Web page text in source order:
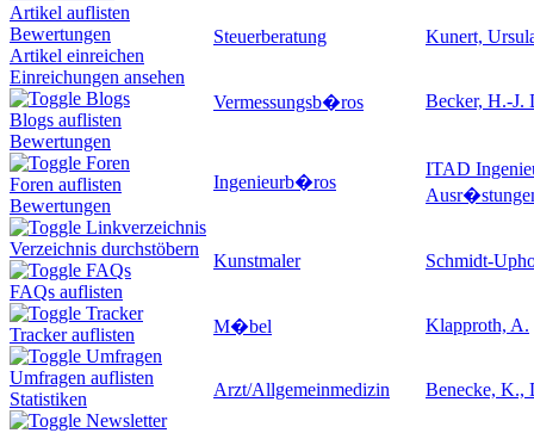
Artikel auflisten
Bewertungen
Artikel einreichen
Einreichungen ansehen
Blogs
Blogs auflisten
Bewertungen
Foren
Foren auflisten
Bewertungen
Linkverzeichnis
Verzeichnis durchstöbern
FAQs
FAQs auflisten
Tracker
Tracker auflisten
Umfragen
Umfragen auflisten
Statistiken
Newsletter
Steuerberatung Kunert,
Vermessungsb�ros Becker, H.-J.
Ingenieurb�ros
ITAD
Kunstmaler Schmidt-
M�bel Klapproth, A.
Arzt/Allgemeinmedizin Benecke, K.,